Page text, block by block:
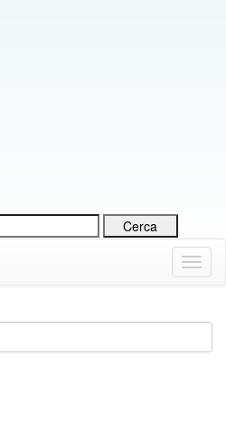
Menu
Down